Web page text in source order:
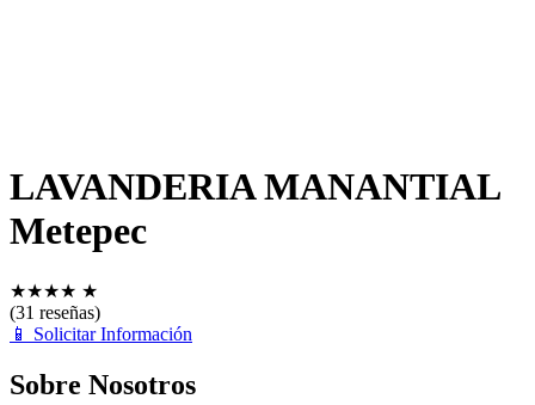
LAVANDERIA MANANTIAL
Metepec
★★★★ ★
(31 reseñas)
📱
Solicitar Información
Sobre Nosotros